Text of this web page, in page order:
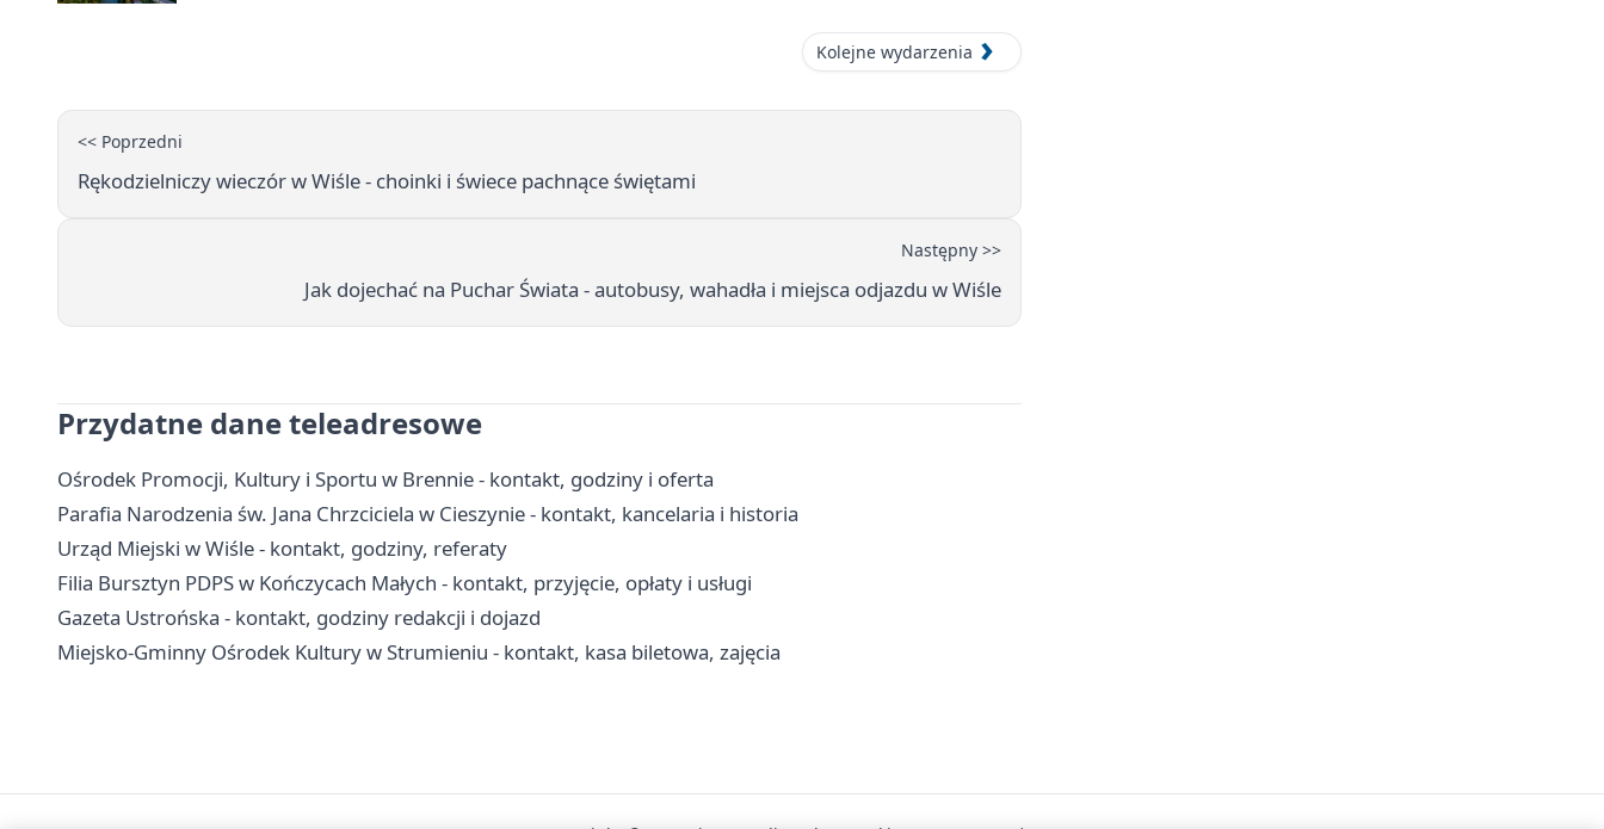
Kolejne wydarzenia
<< Poprzedni
Rękodzielniczy wieczór w Wiśle - choinki i świece pachnące świętami
Następny >>
Jak dojechać na Puchar Świata - autobusy, wahadła i miejsca odjazdu w Wiśle
Przydatne dane teleadresowe
Ośrodek Promocji, Kultury i Sportu w Brennie - kontakt, godziny i oferta
Parafia Narodzenia św. Jana Chrzciciela w Cieszynie - kontakt, kancelaria i historia
Urząd Miejski w Wiśle - kontakt, godziny, referaty
Filia Bursztyn PDPS w Kończycach Małych - kontakt, przyjęcie, opłaty i usługi
Gazeta Ustrońska - kontakt, godziny redakcji i dojazd
Miejsko-Gminny Ośrodek Kultury w Strumieniu - kontakt, kasa biletowa, zajęcia